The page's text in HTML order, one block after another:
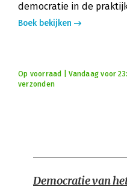
democratie in de
Boek bekijken
Op voorraad | Vandaag voor
verzonden
Democratie van